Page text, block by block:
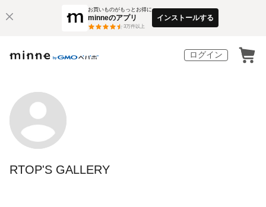
お買いものがもっとお得に
minneのアプリ
3万件以上
インストールする
ログイン
RTOP'S GALLERY